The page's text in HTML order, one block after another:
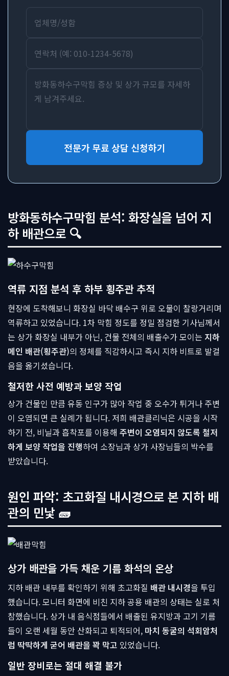
전문가 무료 상담 신청하기
방화동하수구막힘 분석: 화장실을 넘어 지
하 배관으로 🔍
역류 지점 분석 후 하부 횡주관 추적
현장에 도착해보니 화장실 바닥 배수구 위로 오물이 찰랑거리며
역류하고 있었습니다. 1차 막힘 정도를 정밀 점검한 기사님께서
는 상가 화장실 내부가 아닌, 건물 전체의 배출수가 모이는 지하
메인 배관(횡주관)의 정체를 직감하시고 즉시 지하 비트로 발걸
음을 옮기셨습니다.
철저한 사전 예방과 보양 작업
상가 건물인 만큼 유동 인구가 많아 작업 중 오수가 튀거나 주변
이 오염되면 큰 실례가 됩니다. 저희 배관클리닉은 시공을 시작
하기 전, 비닐과 흡착포를 이용해 주변이 오염되지 않도록 철저
하게 보양 작업을 진행하여 소장님과 상가 사장님들의 박수를
받았습니다.
원인 파악: 초고화질 내시경으로 본 지하 배
관의 민낯 🧱
상가 배관을 가득 채운 기름 화석의 온상
지하 배관 내부를 확인하기 위해 초고화질 배관 내시경을 투입
했습니다. 모니터 화면에 비친 지하 공용 배관의 상태는 실로 처
참했습니다. 상가 내 음식점들에서 배출된 유지방과 고기 기름
들이 오랜 세월 동안 산화되고 퇴적되어, 마치 동굴의 석회암처
럼 딱딱하게 굳어 배관을 꽉 막고 있었습니다.
일반 장비로는 절대 해결 불가